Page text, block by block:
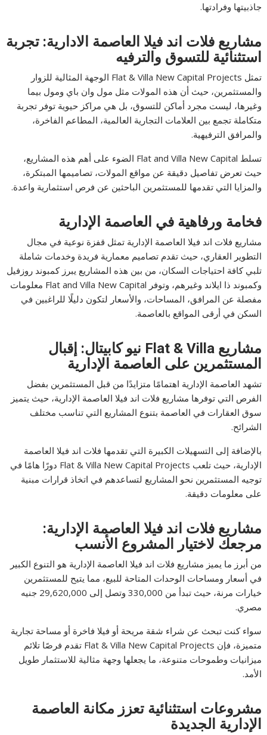
جاذبيتها وفرادتها.
مشاريع فلات اند فيلا العاصمة الادارية: تجربة
استثنائية للتسوق والترفيه
تمثل Flat & Villa New Capital Projects الوجهة المثالية للزوار
والمستثمرين، حيث أن هذه المولات مثل مول وان باي ومول بيما
وغيرها، ليست مجرد أماكن للتسوق، بل هي مراكز حيوية توفر تجربة
متكاملة تجمع بين العلامات التجارية العالمية، المطاعم الفاخرة،
والمرافق الترفيهية.
تسلط Flat and Villa New Capital الضوء على أهم هذه المشاريع،
حيث تعرض تفاصيل دقيقة عن مواقع المولات، تصاميمها المبتكرة،
والمزايا التي تقدمها للمستثمرين الباحثين عن فرص استثمارية واعدة.
فخامة ورفاهية في العاصمة الإدارية
مشاريع فلات اند فيلا العاصمة الإدارية تمثل قفزة نوعية في مجال
التطوير العقاري، حيث تقدم تصاميم معمارية فريدة وخدمات شاملة
تلبي كافة احتياجات السكان، من بين هذه المشاريع يبرز كمبوند روزفيل
وكمبوند ذا ايلاند وغيرهم، وتوفر Flat and Villa New Capital معلومات
مفصلة عن المرافق، المساحات، والأسعار لتكون دليلًا للراغبين في
السكن في أرقى المواقع بالعاصمة.
مشاريع Flat & Villa نيو كابيتال: إقبال
المستثمرين على العاصمة الإدارية
تشهد العاصمة الإدارية اهتمامًا متزايدًا من قبل المستثمرين بفضل
الفرص التي توفرها مشاريع فلات اند فيلا العاصمة الإدارية، حيث يتميز
سوق العقارات في العاصمة بتنوع المشاريع التي تناسب مختلف
الشرائح.
بالإضافة إلى التسهيلات الكبيرة التي تقدمها فلات اند فيلا العاصمة
الإدارية، حيث تلعب Flat & Villa New Capital Projects دورًا هامًا في
توجيه المستثمرين نحو المشاريع لتساعدهم في اتخاذ قرارات مبنية
على معلومات دقيقة.
مشاريع فلات اند فيلا العاصمة الإدارية:
مرجعك لاختيار المشروع الأنسب
من أبرز ما يميز مشاريع فلات اند فيلا العاصمة الإدارية هو التنوع الكبير
في أسعار ومساحات الوحدات المتاحة للبيع، مما يتيح للمستثمرين
خيارات مرنة، حيث تبدأ من 330,000 وتصل إلى 29,620,000 جنيه
مصري.
سواء كنت تبحث عن شراء شقة مريحة أو فيلا فاخرة أو مساحة تجارية
متميزة، فإن Flat & Villa New Capital Projects تقدم فرصًا تلائم
ميزانيات وطموحات متنوعة، ما يجعلها وجهة مثالية للاستثمار طويل
الأمد.
مشروعات استثنائية تعزز مكانة العاصمة
الإدارية الجديدة